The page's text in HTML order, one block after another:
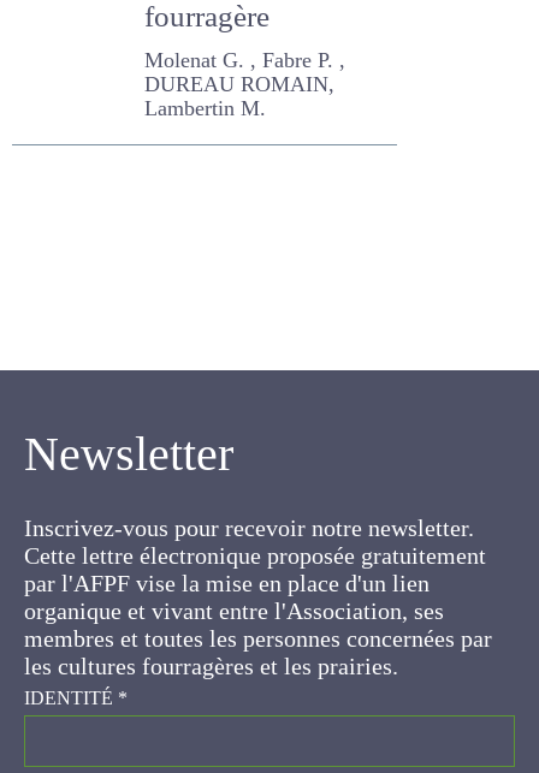
gestion pastorale
et fourragère
Molenat G. , Fabre P. ,
DUREAU ROMAIN,
Lambertin M.
Newsletter
Cette lettre électronique proposée
gratuitement par l'AFPF vise la mise en place
d'un lien organique et vivant entre l'Association,
ses membres et toutes les personnes
concernées par les cultures fourragères et les
prairies.
IDENTITÉ*